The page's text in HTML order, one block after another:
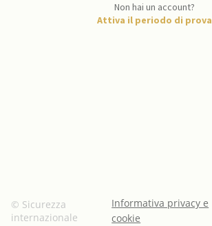
Non hai un account?
Attiva il periodo di prova
© Sicurezza
internazionale
Informativa privacy e
cookie